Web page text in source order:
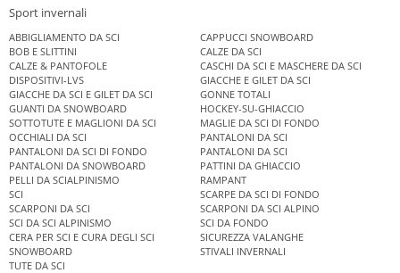
Sport invernali
ABBIGLIAMENTO DA SCI
CAPPUCCI SNOWBOARD
BOB E SLITTINI
CALZE DA SCI
CALZE & PANTOFOLE
CASCHI DA SCI E MASCHERE DA SCI
DISPOSITIVI-LVS
GIACCHE E GILET DA SCI
GIACCHE DA SCI E GILET DA SCI
GONNE TOTALI
GUANTI DA SNOWBOARD
HOCKEY-SU-GHIACCIO
SOTTOTUTE E MAGLIONI DA SCI
MAGLIE DA SCI DI FONDO
OCCHIALI DA SCI
PANTALONI DA SCI
PANTALONI DA SCI DI FONDO
PANTALONI DA SCI
PANTALONI DA SNOWBOARD
PATTINI DA GHIACCIO
PELLI DA SCIALPINISMO
RAMPANT
SCI
SCARPE DA SCI DI FONDO
SCARPONI DA SCI
SCARPONI DA SCI ALPINO
SCI DA SCI ALPINISMO
SCI DA FONDO
CERA PER SCI E CURA DEGLI SCI
SICUREZZA VALANGHE
SNOWBOARD
STIVALI INVERNALI
TUTE DA SCI